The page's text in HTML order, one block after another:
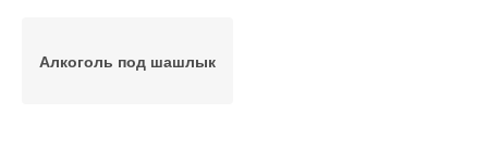
Алкоголь под шашлык